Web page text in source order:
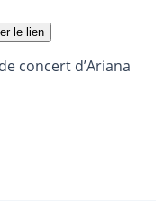
le lien
concert d’Ariana